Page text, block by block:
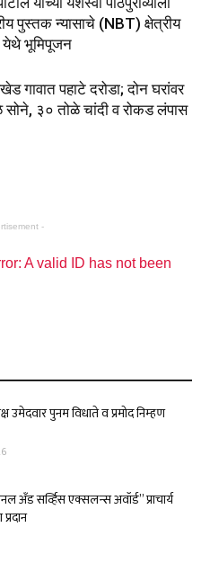
पुस्तक न्यासाचे (NBT) क्षेत्रीय
येथे भूमिपूजन
गावात पहाटे दरोडा; दोन घरांवर
सोने, ३० तोळे चांदी व रोकड लंपास
-
A valid ID has not been
उमेदवार पुनम विधाते व प्रमोद निम्हण
अँड सर्व्हिस एक्सलन्स अवॉर्ड” प्राचार्य